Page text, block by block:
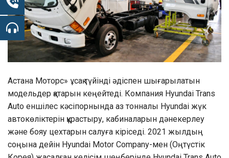
Аcтана Моторс» ұсақ түйінді әдіспен шығарылатын
модельдер қатарын кеңейтеді. Компания Hyundai Trans
Auto еншілес кәсіпорнында аз тонналы Hyundai жүк
автокөліктерін құрастыру, кабиналарын дәнекерлеу
және бояу цехтарын салуға кіріседі. 2021 жылдың
соңына дейін Hyundai Motor Company-мен (Оңтүстік